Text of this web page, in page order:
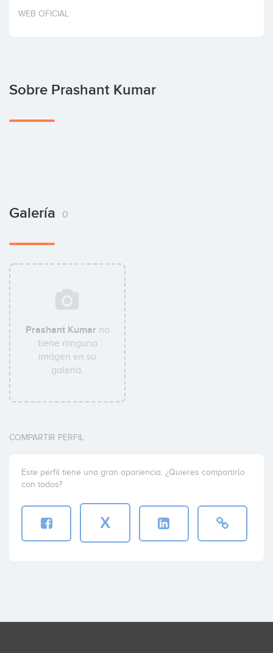
Invertir
WEB OFICIAL
Sobre Prashant Kumar
Galería 0
Prashant Kumar no
tiene ninguna
imágen en su
galería.
COMPARTIR PERFIL
Este perfil tiene una gran apariencia. ¿Quieres compartirlo
con todos?
X